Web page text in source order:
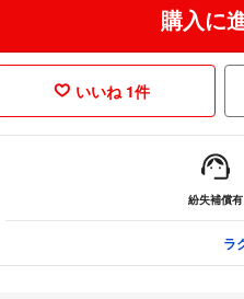
購入に
いいね 1件
紛失補償有
ラ